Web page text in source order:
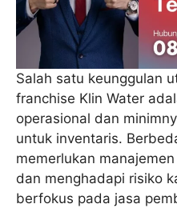
Salah satu keunggulan
franchise Klin Water
operasional dan
untuk inventaris.
memerlukan
dan menghadapi risiko
berfokus pada jasa